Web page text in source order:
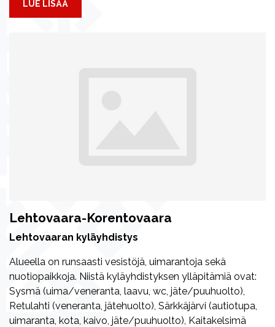
LUE LISÄÄ
Lehtovaara-Korentovaara
Lehtovaaran kyläyhdistys
Alueella on runsaasti vesistöjä, uimarantoja sekä
nuotiopaikkoja. Niistä kyläyhdistyksen ylläpitämiä ovat:
Sysmä (uima/veneranta, laavu, wc, jäte/puuhuolto),
Retulahti (veneranta, jätehuolto), Särkkäjärvi (autiotupa,
uimaranta, kota, kaivo, jäte/puuhuolto), Kaitakelsimä